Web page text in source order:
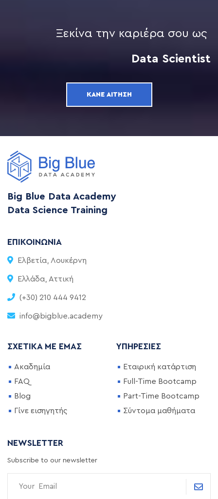
Ξεκίνα την καριέρα σου ως
Data Scientist
ΚΆΝΕ ΑΊΤΗΣΗ
Big Blue Data Academy
Data Science Training
ΕΠΙΚΟΙΝΩΝΊΑ
Ελβετία, Λουκέρνη
Ελλάδα, Αττική
(+30) 210 444 9412
info@bigblue.academy
ΣΧΕΤΙΚΆ ΜΕ ΕΜΆΣ
Ακαδημία
FAQ
Blog
Γίνε εισηγητής
ΥΠΗΡΕΣΊΕΣ
Εταιρική κατάρτιση
Full-Time Bootcamp
Part-Time Bootcamp
Σύντομα μαθήματα
NEWSLETTER
Subscribe to our newsletter